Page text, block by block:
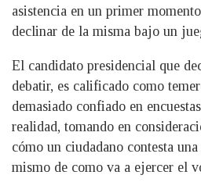
asistencia en un primer
declinar de la misma bajo un
El candidato presidencial que
debatir, es calificado como
demasiado confiado en
realidad, tomando en
cómo un ciudadano contesta
mismo de como va a ejercer el